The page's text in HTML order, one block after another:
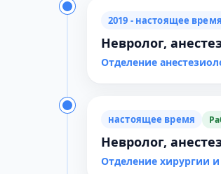
2019 - настоящее время
Невролог,
Отделение
настоящее время
Невролог,
Отделение хирургии